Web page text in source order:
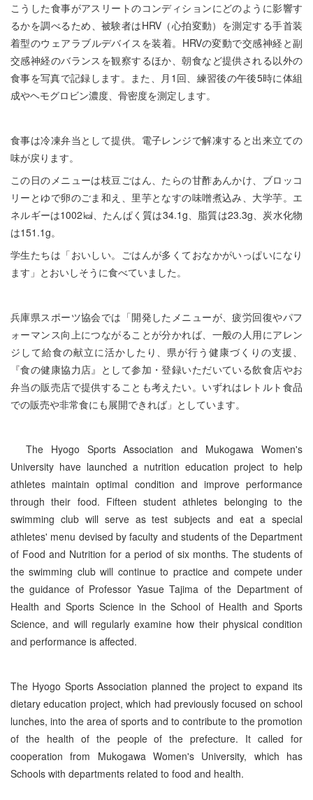
こうした食事がアスリートのコンディションにどのように影響す
るかを調べるため、被験者はHRV（心拍変動）を測定する手首装
着型のウェアラブルデバイスを装着。HRVの変動で交感神経と副
交感神経のバランスを観察するほか、朝食など提供される以外の
食事を写真で記録します。また、月1回、練習後の午後5時に体組
成やヘモグロビン濃度、骨密度を測定します。
食事は冷凍弁当として提供。電子レンジで解凍すると出来立ての
味が戻ります。
この日のメニューは枝豆ごはん、たらの甘酢あんかけ、ブロッコ
リーとゆで卵のごま和え、里芋となすの味噌煮込み、大学芋。エ
ネルギーは1002㎉、たんぱく質は34.1g、脂質は23.3g、炭水化物
は151.1g。
学生たちは「おいしい。ごはんが多くておなかがいっぱいになり
ます」とおいしそうに食べていました。
兵庫県スポーツ協会では「開発したメニューが、疲労回復やパフ
ォーマンス向上につながることが分かれば、一般の人用にアレン
ジして給食の献立に活かしたり、県が行う健康づくりの支援、
『食の健康協力店』として参加・登録いただいている飲食店やお
弁当の販売店で提供することも考えたい。いずれはレトルト食品
での販売や非常食にも展開できれば」としています。
The Hyogo Sports Association and Mukogawa Women's
University have launched a nutrition education project to help
athletes maintain optimal condition and improve performance
through their food. Fifteen student athletes belonging to the
swimming club will serve as test subjects and eat a special
athletes' menu devised by faculty and students of the Department
of Food and Nutrition for a period of six months. The students of
the swimming club will continue to practice and compete under
the guidance of Professor Yasue Tajima of the Department of
Health and Sports Science in the School of Health and Sports
Science, and will regularly examine how their physical condition
and performance is affected.
The Hyogo Sports Association planned the project to expand its
dietary education project, which had previously focused on school
lunches, into the area of sports and to contribute to the promotion
of the health of the people of the prefecture. It called for
cooperation from Mukogawa Women's University, which has
Schools with departments related to food and health.